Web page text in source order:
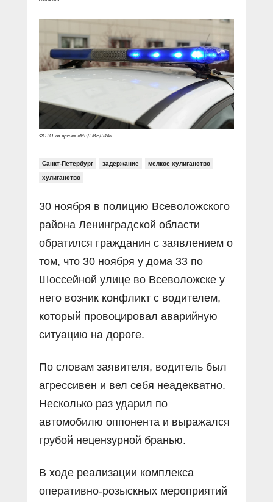
Прямой разговор
В знании сила
Специальный репортаж
КиберПОСТОВОЙ
Газета «Щит и меч»
Журнал «Полиция России»
О ПОРТАЛЕ
Контакты
Вакансии
ФОТО: из архива «МВД МЕДИА»
Санкт-Петербург задержание мелкое хулиганство
хулиганство
30 ноября в полицию Всеволожского
района Ленинградской области
обратился гражданин с заявлением о
том, что 30 ноября у дома 33 по
Шоссейной улице во Всеволожске у
него возник конфликт с водителем,
который провоцировал аварийную
ситуацию на дороге.
По словам заявителя, водитель был
агрессивен и вел себя неадекватно.
Несколько раз ударил по
автомобилю оппонента и выражался
грубой нецензурной бранью.
В ходе реализации комплекса
оперативно-розыскных мероприятий